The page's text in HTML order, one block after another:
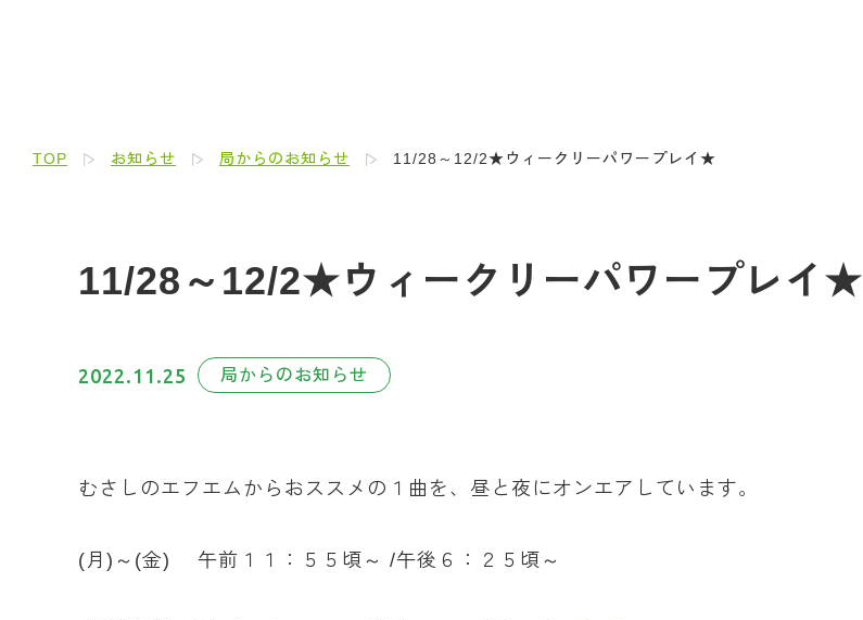
TOP お知らせ 局からのお知らせ 11/28～12/2★ウィークリーパワープレイ★
11/28～12/2★ウィークリーパワープレイ★
2022.11.25 局からのお知らせ
むさしのエフエムからおススメの１曲を、昼と夜にオンエアしています。
(月)～(金) 午前１１：５５頃～ /午後６：２５頃～